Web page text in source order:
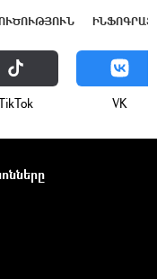
VK